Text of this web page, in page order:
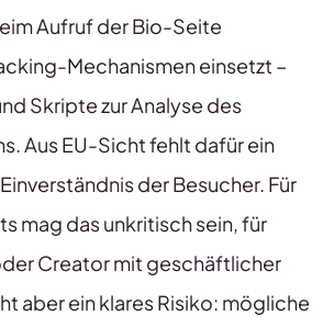
Aufruf der Bio-Seite
Mechanismen einsetzt –
Skripte zur Analyse des
Aus EU-Sicht fehlt dafür ein
der Besucher. Für
mag das unkritisch sein, für
Creator mit geschäftlicher
aber ein klares Risiko: mögliche